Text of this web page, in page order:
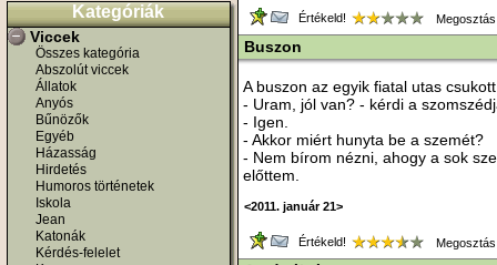
Kategóriák
Viccek
Összes kategória
Abszolút viccek
Állatok
Anyós
Bűnözők
Egyéb
Házasság
Hirdetés
Humoros történetek
Iskola
Jean
Katonák
Kérdés-felelet
Értékeld!
Buszon
A buszon az egyik fiatal utas
- Uram, jól van? - kérdi a
- Igen.
- Akkor miért hunyta be a szemét?
- Nem bírom nézni, ahogy a sok
előttem.
<2011. január 21>
Értékeld!